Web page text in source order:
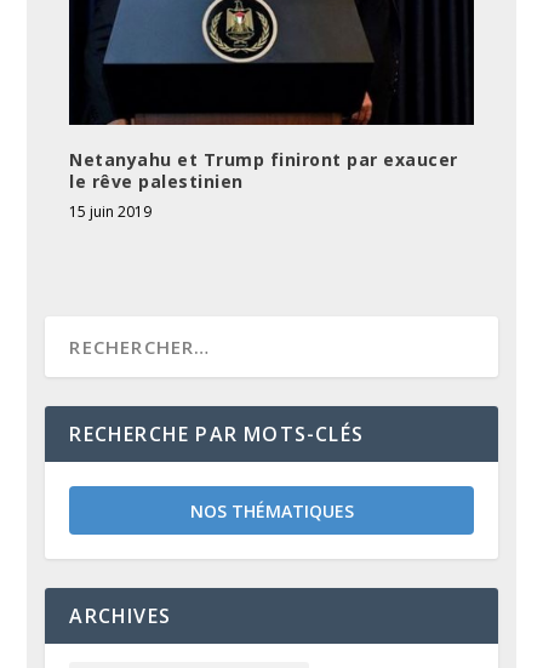
Netanyahu et Trump finiront par exaucer
le rêve palestinien
15 juin 2019
RECHERCHE PAR MOTS-CLÉS
NOS THÉMATIQUES
ARCHIVES